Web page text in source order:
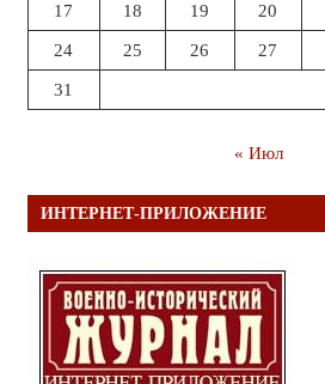
17 18 19 20
24 25 26 27
31
« Июл
ИНТЕРНЕТ-ПРИЛОЖЕНИЕ